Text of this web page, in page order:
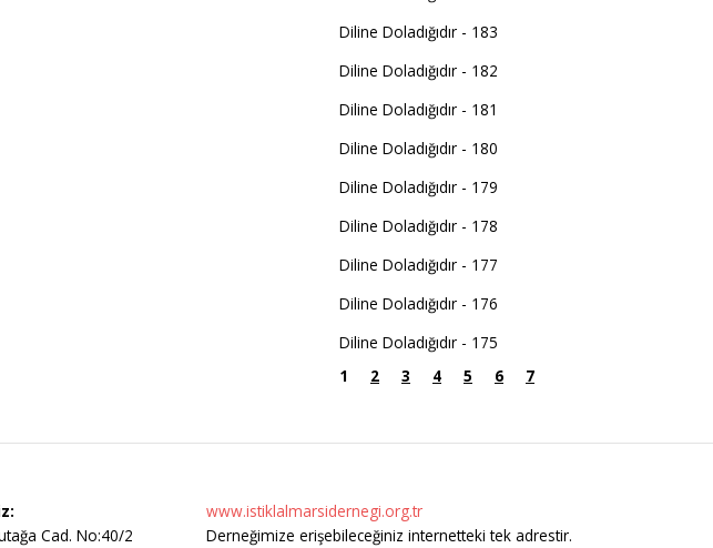
Diline Doladığıdır - 183
Diline Doladığıdır - 182
Diline Doladığıdır - 181
Diline Doladığıdır - 180
Diline Doladığıdır - 179
Diline Doladığıdır - 178
Diline Doladığıdır - 177
Diline Doladığıdır - 176
Diline Doladığıdır - 175
1
2 3 4 5 6 7
Cad. No:40/2
www.istiklalmarsidernegi.org.tr
Derneğimize erişebileceğiniz internetteki tek adrestir.